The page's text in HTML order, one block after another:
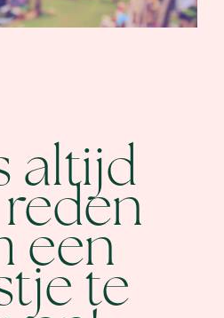
altijd
een
te